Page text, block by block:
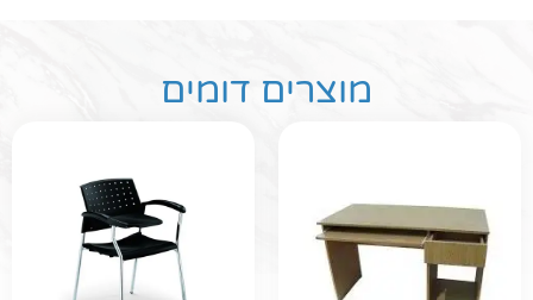
מוצרים דומים